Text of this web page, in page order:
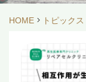
HOME トピックス